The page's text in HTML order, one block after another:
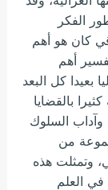
الفكر
كان هو أهم
أهم
بعيدا كل البعد
بالقضايا
وآداب السلوك
من
وتمثلت هذه
في العلم